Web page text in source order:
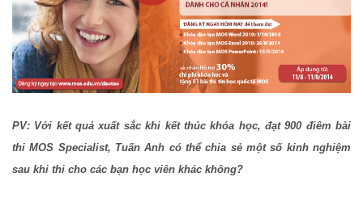
PV: Với kết quả xuất sắc khi kết thúc khóa học, đạt 900 điêm bài
thi MOS Specialist, Tuấn Anh có thể chia sẻ một số kinh nghiệm
sau khi thi cho các bạn học viên khác không?